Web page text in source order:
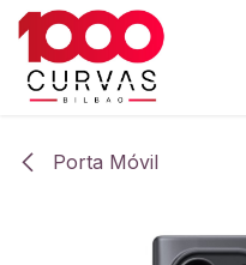
Ir al contenido
Porta Móvil